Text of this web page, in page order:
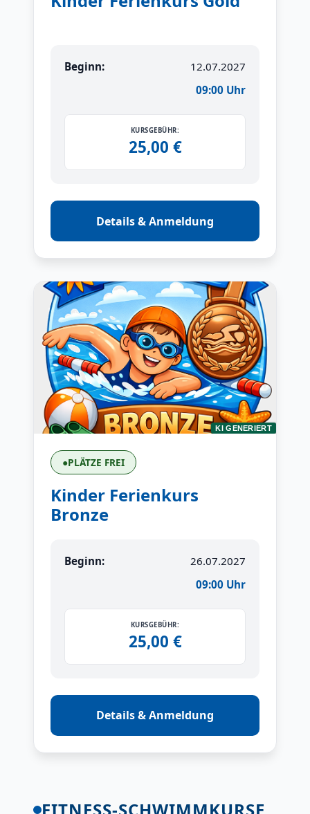
Beginn:
12.07.2027
09:00 Uhr
KURSGEBÜHR:
25,00 €
Details & Anmeldung
KI GENERIERT
●PLÄTZE FREI
Kinder Ferienkurs
Bronze
Beginn:
26.07.2027
09:00 Uhr
KURSGEBÜHR:
25,00 €
Details & Anmeldung
FITNESS-SCHWIMMKURSE